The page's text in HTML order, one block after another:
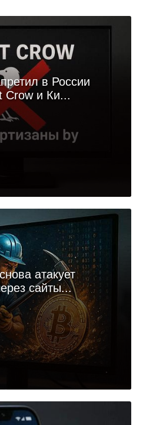
в России
Crow и Ки...
атакует
сайты...